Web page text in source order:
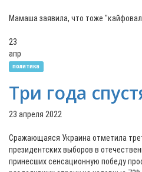
Мамаша заявила, что тоже
23
апр
политика
Три года
23 апреля 2022
Сражающаяся Украина отметила
президентских выборов в
принесших сенсационную победу